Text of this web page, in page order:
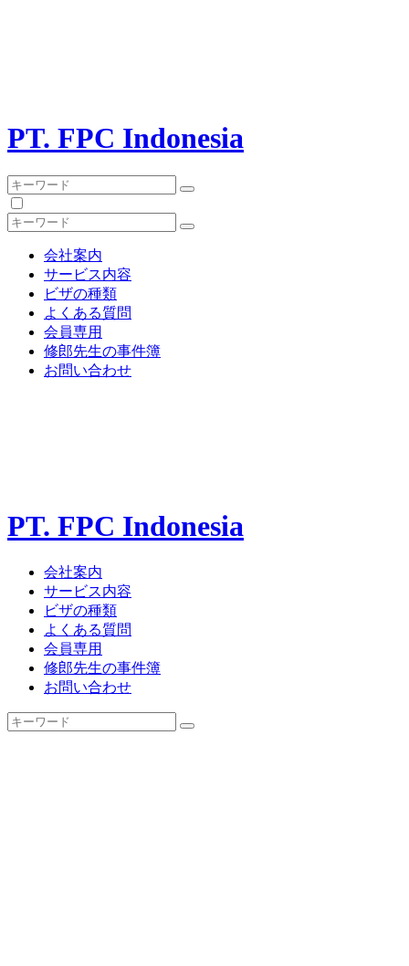
PT. FPC Indonesia
会社案内
サービス内容
ビザの種類
よくある質問
会員専用
修郎先生の事件簿
お問い合わせ
PT. FPC Indonesia
会社案内
サービス内容
ビザの種類
よくある質問
会員専用
修郎先生の事件簿
お問い合わせ